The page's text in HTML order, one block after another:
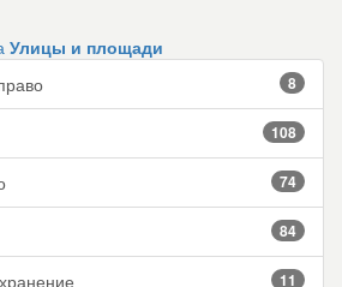
Улицы и площади
8
108
74
84
11